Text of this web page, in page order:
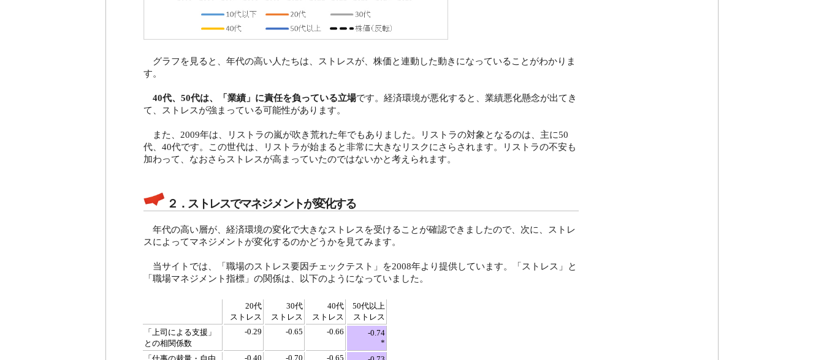
グラフを見ると、年代の高い人たちは、ストレスが、株価と連動した動きになっていることがわかりま
す。
40代、50代は、「業績」に責任を負っている立場です。経済環境が悪化すると、業績悪化懸念が出てき
て、ストレスが強まっている可能性があります。
また、2009年は、リストラの嵐が吹き荒れた年でもありました。リストラの対象となるのは、主に50
代、40代です。この世代は、リストラが始まると非常に大きなリスクにさらされます。リストラの不安も
加わって、なおさらストレスが高まっていたのではないかと考えられます。
２．ストレスでマネジメントが変化する
年代の高い層が、経済環境の変化で大きなストレスを受けることが確認できましたので、次に、ストレ
スによってマネジメントが変化するのかどうかを見てみます。
当サイトでは、「職場のストレス要因チェックテスト」を2008年より提供しています。「ストレス」と
「職場マネジメント指標」の関係は、以下のようになっていました。
20代
ストレス
30代
ストレス
40代
ストレス
50代以上
ストレス
「上司による支援」
との相関係数
-0.29 -0.65 -0.66
-0.74
*
-0.40 -0.70 -0.65